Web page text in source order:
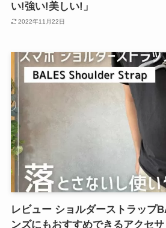
い!強い!美しい!」
2022年11月22日
レビュー ショルダーストラップ
ンズにもおすすめできるアクセ